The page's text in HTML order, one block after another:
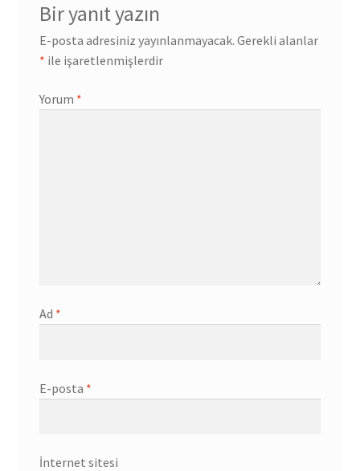
Bir yanıt yazın
E-posta adresiniz yayınlanmayacak. Gerekli alanlar
* ile işaretlenmişlerdir
Yorum *
Ad *
E-posta *
İnternet sitesi